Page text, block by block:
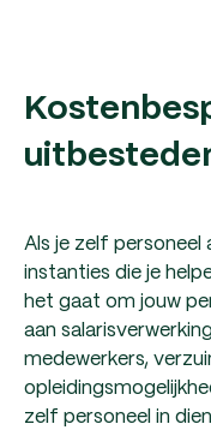
Als je zelf personeel
instanties die je
het gaat om jouw
aan
medewerkers,
zelf personeel in